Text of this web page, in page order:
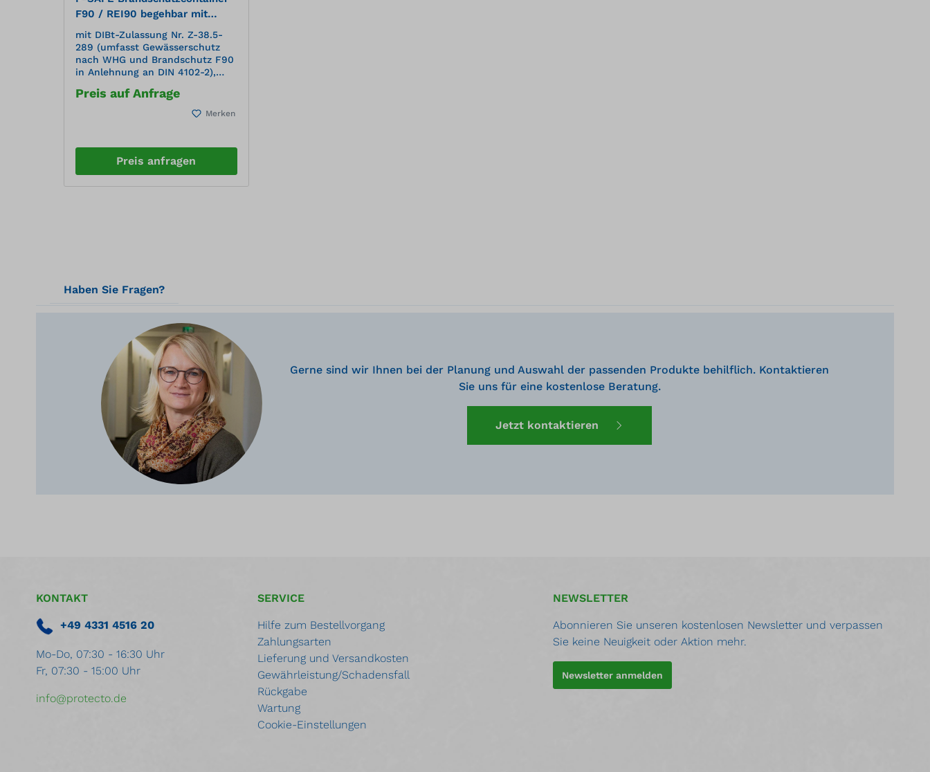
F90 / REI90 begehbar mit
DIBt-Zulassung und
Klassifizierungsbericht
mit DIBt-Zulassung Nr. Z-38.5-
289 (umfasst Gewässerschutz
nach WHG und Brandschutz F90
in Anlehnung an DIN 4102-2),
Anlehnung an EN 13501-2) und
CE-Konformitätserklärung,
Flüssigkeiten (WGK 1-3),
entzündlicher, toxischer oder
oxidierender Stoffe unter
Einhaltung der
DIBt-Zulassung von PROTECTO
sind von innen und außen 90
Brandschutzlager aus Stahl,
d.h.F90 = 90 Minuten
Feuerwiderstand von innen nach
außen bzw. außen nach innenSie
sind ideal geeignet zur Lagerung
wassergefährdender
Flüssigkeiten (WGK 1-3),
entzündlicher, toxischer oder
oxidierender Stoffe unter
Einhaltung der
Zusammenlagerungsverbote
gemäß TRGS 510,
Medienbeständigkeit gemäß DIN
6601.Sie besitzen eine integrierte
gefertigt:TypBLS 24BLS
x 25112827 x 2911Innenmaße
(BxH)2095 x 21002495 x
standardmäßig in den Längen
2576 - 12136 mm (Außenmaße)
(Innenmaße) in je 1200 mm
Preis auf Anfrage
Merken
Preis anfragen
Haben Sie Fragen?
Gerne sind wir Ihnen bei der Planung und Auswahl der passenden Produkte behilflich. Kontaktieren
Sie uns für eine kostenlose Beratung.
Jetzt kontaktieren
KONTAKT
+49 4331 4516 20
Mo-Do, 07:30 - 16:30 Uhr
Fr, 07:30 - 15:00 Uhr
info@protecto.de
SERVICE
Hilfe zum Bestellvorgang
Zahlungsarten
Lieferung und Versandkosten
Gewährleistung/Schadensfall
Rückgabe
Wartung
Cookie-Einstellungen
NEWSLETTER
Abonnieren Sie unseren kostenlosen Newsletter und verpassen
Sie keine Neuigkeit oder Aktion mehr.
Newsletter anmelden